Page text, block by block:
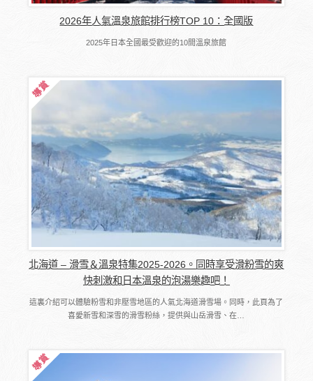
2026年人氣溫泉旅館排行榜TOP 10：全國版
2025年日本全國最受歡迎的10間溫泉旅館
北海道 – 滑雪＆溫泉特集2025-2026。同時享受滑粉雪的爽
快刺激和日本溫泉的泡湯樂趣吧！
這裏介紹可以體驗粉雪和非壓雪地區的人氣北海道滑雪場。同時，此頁為了
喜愛新雪和深雪的滑雪粉絲，提供與山岳滑雪、在…